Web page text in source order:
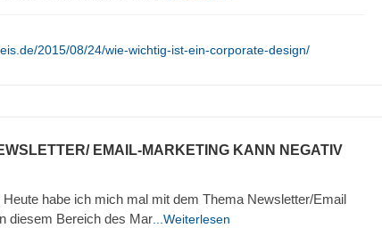
2015/08/24/wie-wichtig-ist-ein-corporate-design/
EMAIL-MARKETING KANN NEGATIV
habe ich mich mal mit dem Thema Newsletter/Email
diesem Bereich des Mar ...Weiterlesen